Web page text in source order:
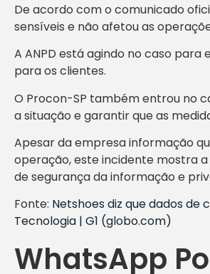
De acordo com o comunicado
sensíveis e não afetou as
A ANPD está agindo no caso
para os clientes.
O Procon-SP também entrou no
a situação e garantir que as
Apesar da empresa informação
operação, este incidente mostra
de segurança da informação e
Fonte: Netshoes diz que dados de
Tecnologia | G1 (globo.com)
WhatsApp